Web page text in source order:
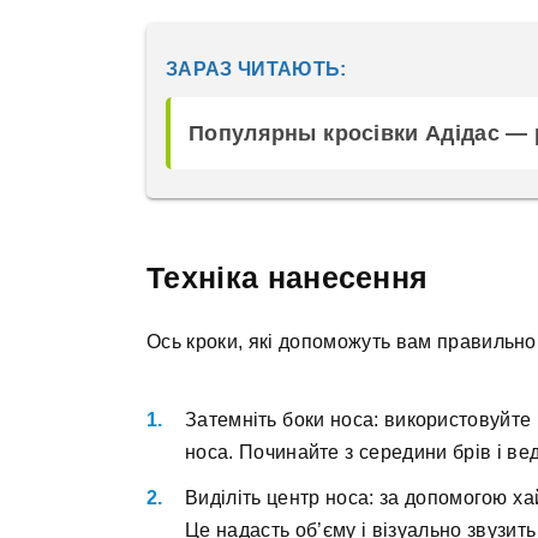
ЗАРАЗ ЧИТАЮТЬ:
Популярны кросівки Адідас —
Техніка нанесення
Ось кроки, які допоможуть вам
Затемніть боки носа:
носа. Починайте з середини брів і
Виділіть центр носа: за допомогою
Це надасть об’єму і візуально